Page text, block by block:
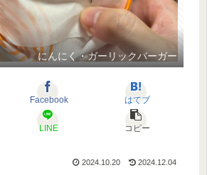
にんにく・ガーリックバーガー
Facebook はてブ
LINE コピー
2024.10.20 2024.12.04